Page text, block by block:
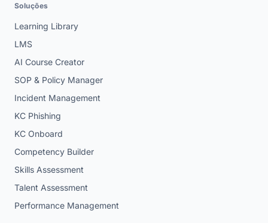
Soluções
Learning Library
LMS
AI Course Creator
SOP & Policy Manager
Incident Management
KC Phishing
KC Onboard
Competency Builder
Skills Assessment
Talent Assessment
Performance Management